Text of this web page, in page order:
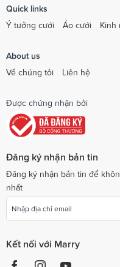
Quick links
Ý tưởng cưới
Áo cưới Kinh
About us
Về chúng tôi
Liên hệ
Được chứng nhận bởi
Đăng ký nhận bản tin
Đăng ký nhận bản tin để
nhất
Kết nối với Marry